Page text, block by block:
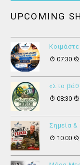
UPCOMING
07:30
«Στο
08:30
Σημεία
10:00